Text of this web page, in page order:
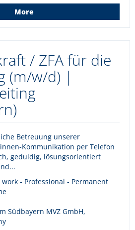
More
/ ZFA für die
(m/w/d) |
Betreuung unserer
Kommunikation per Telefon
geduldig, lösungsorientiert
- Professional - Permanent
Südbayern MVZ GmbH,